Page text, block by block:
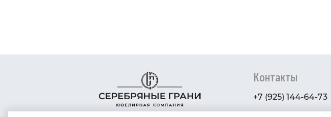
Контакты
+7 (925) 144-64-73